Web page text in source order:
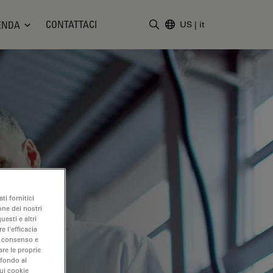
CONTATTACI US | it
fornitici
dei nostri
e altri
l'efficacia
e
le proprie
al
cookie